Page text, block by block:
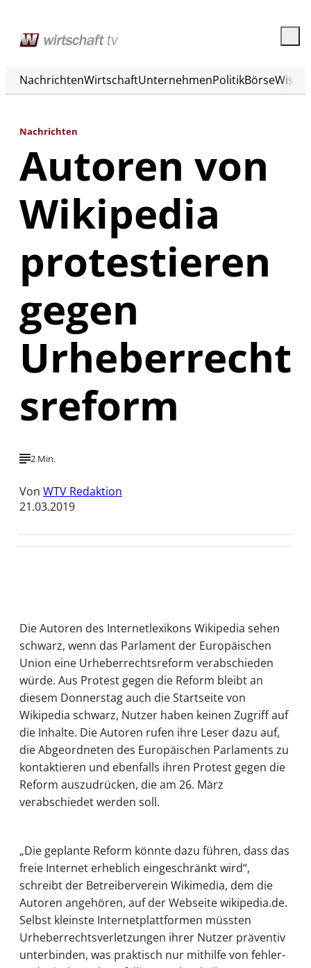
NachrichtenWirtschaftUnternehmenPolitikBörse
Nachrichten
Autoren von
Wikipedia
protestieren
gegen
Urheberrecht
sreform
2 Min.
Von WTV Redaktion
21.03.2019
Die Autoren des Internetlexikons Wikipedia sehen
schwarz, wenn das Parlament der Europäischen
Union eine Urheberrechtsreform verabschieden
würde. Aus Protest gegen die Reform bleibt an
diesem Donnerstag auch die Startseite von
Wikipedia schwarz, Nutzer haben keinen Zugriff auf
die Inhalte. Die Autoren rufen ihre Leser dazu auf,
die Abgeordneten des Europäischen Parlaments zu
kontaktieren und ebenfalls ihren Protest gegen die
Reform auszudrücken, die am 26. März
verabschiedet werden soll.
„Die geplante Reform könnte dazu führen, dass das
freie Internet erheblich eingeschränkt wird“,
schreibt der Betreiberverein Wikimedia, dem die
Autoren angehören, auf der Webseite wikipedia.de.
Selbst kleinste Internetplattformen müssten
Urheberrechtsverletzungen ihrer Nutzer präventiv
unterbinden, was praktisch nur mithilfe von fehler-